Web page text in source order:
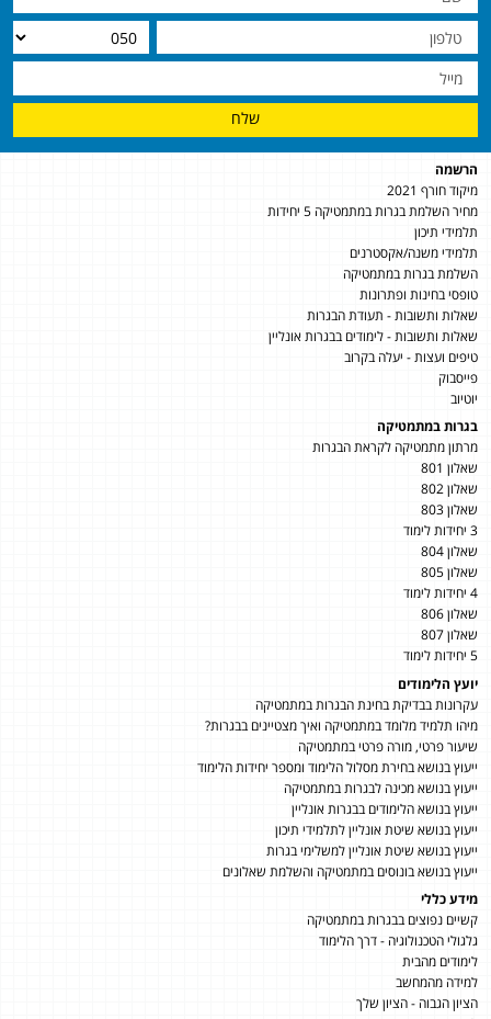
שלח
הרשמה
מיקוד חורף 2021
מחיר השלמת בגרות במתמטיקה 5 יחידות
תלמידי תיכון
תלמידי משנה/אקסטרנים
השלמת בגרות במתמטיקה
טופסי בחינות ופתרונות
שאלות ותשובות - תעודת הבגרות
שאלות ותשובות - לימודים בבגרות אונליין
טיפים ועצות - יעלה בקרוב
פייסבוק
יוטיוב
בגרות במתמטיקה
מרתון מתמטיקה לקראת הבגרות
שאלון 801
שאלון 802
שאלון 803
3 יחידות לימוד
שאלון 804
שאלון 805
4 יחידות לימוד
שאלון 806
שאלון 807
5 יחידות לימוד
יועץ הלימודים
עקרונות בבדיקת בחינת הבגרות במתמטיקה
מיהו תלמיד מלומד במתמטיקה ואיך מצטיינים בבגרות?
שיעור פרטי, מורה פרטי במתמטיקה
ייעוץ בנושא בחירת מסלול הלימוד ומספר יחידות הלימוד
ייעוץ בנושא מכינה לבגרות במתמטיקה
ייעוץ בנושא הלימודים בבגרות אונליין
ייעוץ בנושא שיטת אונליין לתלמידי תיכון
ייעוץ בנושא שיטת אונליין למשלימי בגרות
ייעוץ בנושא בונוסים במתמטיקה והשלמת שאלונים
מידע כללי
קשיים נפוצים בבגרות במתמטיקה
גלגולי הטכנולוגיה - דרך הלימוד
לימודים מהבית
למידה מהמחשב
הציון הגבוה - הציון שלך